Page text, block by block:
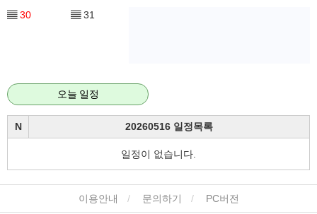
▤ 30 ▤ 31
오늘 일정
N 20260516 일정목록
일정이 없습니다.
이용안내 문의하기 PC버전